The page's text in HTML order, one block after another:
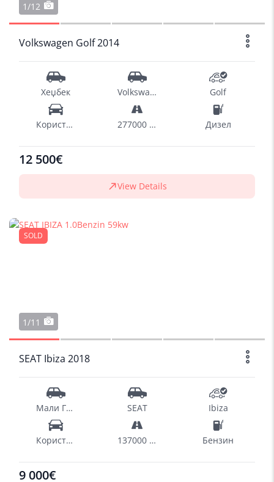
1/12
Volkswagen Golf 2014
Хеџбек Volkswagen Golf
Користен 277000 km Дизел
12 500€
View Details
SOLD
1/11
SEAT Ibiza 2018
Мали Градски SEAT Ibiza
Користен 137000 km Бензин
9 000€